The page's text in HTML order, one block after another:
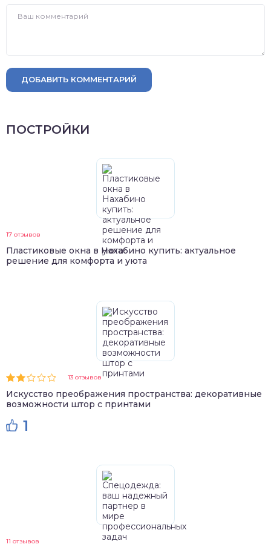
ДОБАВИТЬ КОММЕНТАРИЙ
ПОСТРОЙКИ
17 отзывов
Пластиковые окна в Нахабино купить: актуальное
решение для комфорта и уюта
13 отзывов
Искусство преображения пространства: декоративные
возможности штор с принтами
1
11 отзывов